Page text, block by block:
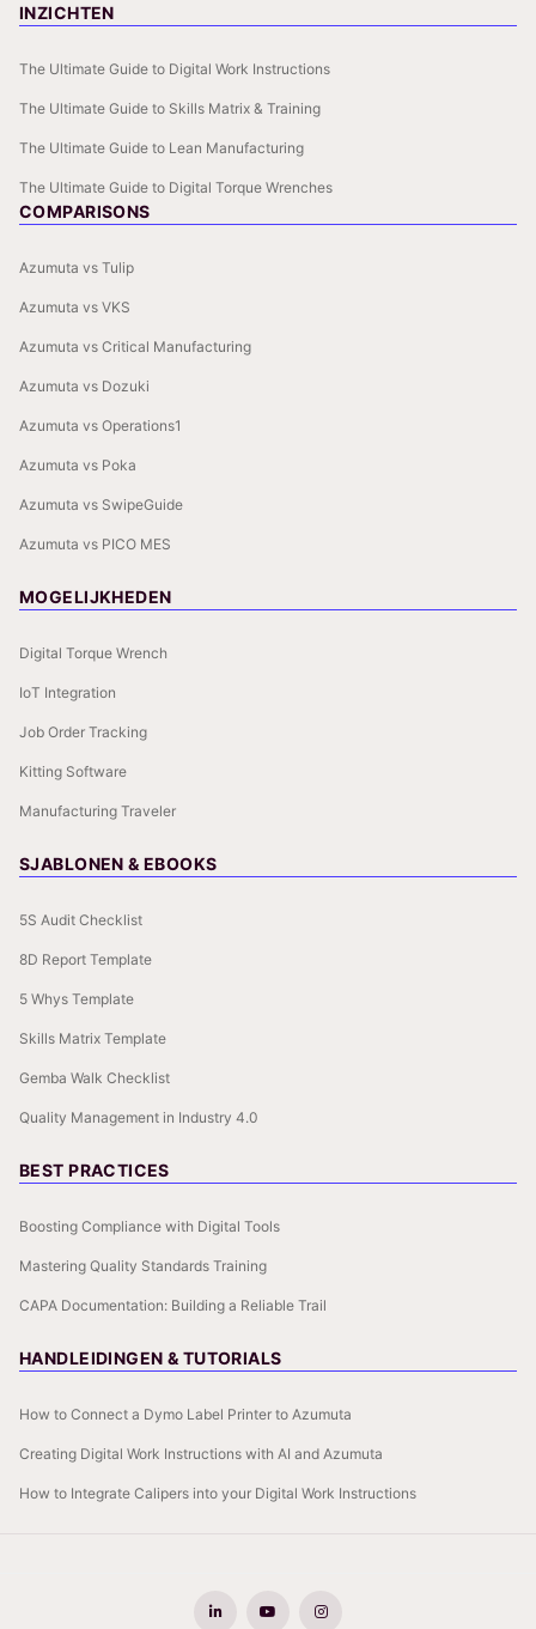
INZICHTEN
The Ultimate Guide to Digital Work Instructions
The Ultimate Guide to Skills Matrix & Training
The Ultimate Guide to Lean Manufacturing
The Ultimate Guide to Digital Torque Wrenches
COMPARISONS
Azumuta vs Tulip
Azumuta vs VKS
Azumuta vs Critical Manufacturing
Azumuta vs Dozuki
Azumuta vs Operations1
Azumuta vs Poka
Azumuta vs SwipeGuide
Azumuta vs PICO MES
MOGELIJKHEDEN
Digital Torque Wrench
IoT Integration
Job Order Tracking
Kitting Software
Manufacturing Traveler
SJABLONEN & EBOOKS
5S Audit Checklist
8D Report Template
5 Whys Template
Skills Matrix Template
Gemba Walk Checklist
Quality Management in Industry 4.0
BEST PRACTICES
Boosting Compliance with Digital Tools
Mastering Quality Standards Training
CAPA Documentation: Building a Reliable Trail
HANDLEIDINGEN & TUTORIALS
How to Connect a Dymo Label Printer to Azumuta
Creating Digital Work Instructions with AI and Azumuta
How to Integrate Calipers into your Digital Work Instructions